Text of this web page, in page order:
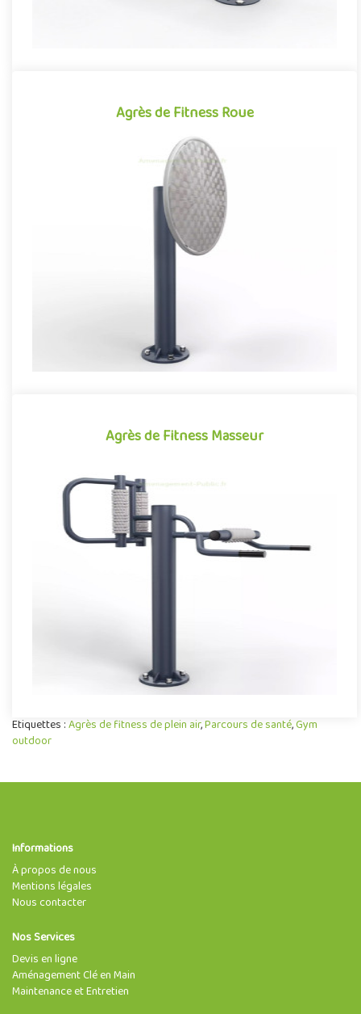
Agrès de Fitness Roue
Agrès de Fitness Roue
Agrès de fitness de plein air conjuguant activités sportives et
expériences ludiques, la Roue se démarque par son caractère à..
Offre partenaire
Agrès de Fitness Masseur
Agrès de Fitness Masseur
Idéal pour compléter les agrès proposés sur les aires de fitness
extérieures, le Masseur permet de détendre et soulager les m..
Etiquettes :Agrès de fitness de plein air,Parcours de santé,Gym
outdoor
Informations
À propos de nous
Mentions légales
Nous contacter
Nos Services
Devis en ligne
Aménagement Clé en Main
Maintenance et Entretien